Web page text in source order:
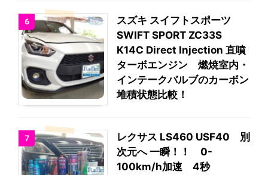
6
スズキ スイフトスポーツ
SWIFT SPORT ZC33S
K14C Direct Injection 直噴
ターボエンジン 燃焼室内・
インテークバルブのカーボン
堆積状態比較！
7
レクサス LS460 USF40 別
次元へ 一瞬！！ 0-
100km/h加速 4秒